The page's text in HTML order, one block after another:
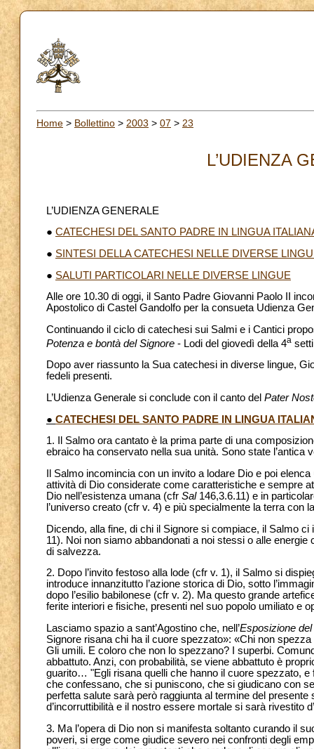
Home > Bollettino > 2003 > 07 > 23
L’UDIENZA
L’UDIENZA GENERALE
● CATECHESI DEL SANTO PADRE IN LINGUA
● SINTESI DELLA CATECHESI NELLE DIVERSE
● SALUTI PARTICOLARI NELLE DIVERSE LINGUE
Alle ore 10.30 di oggi, il Santo Padre Giovanni Paolo II
Apostolico di Castel Gandolfo per la consueta Udienza
Continuando il ciclo di catechesi sui Salmi e i Cantici
Potenza e bontà del Signore - Lodi del giovedì della 4a
Dopo aver riassunto la Sua catechesi in diverse lingue,
fedeli presenti.
L’Udienza Generale si conclude con il canto del Pater
● CATECHESI DEL SANTO PADRE IN LINGUA
1. Il Salmo ora cantato è la prima parte di una
ebraico ha conservato nella sua unità. Sono state
Il Salmo incomincia con un invito a lodare Dio e poi
attività di Dio considerate come caratteristiche e sempre
Dio nell’esistenza umana (cfr Sal146,3.6.11) e in
l’universo creato (cfr v. 4) e più specialmente la terra con
Dicendo, alla fine, di chi il Signore si compiace, il Salmo
11). Noi non siamo abbandonati a noi stessi o alle
di salvezza.
2. Dopo l’invito festoso alla lode (cfr v. 1), il Salmo si
introduce innanzitutto l’azione storica di Dio, sotto
dopo l’esilio babilonese (cfr v. 2). Ma questo grande
ferite interiori e fisiche, presenti nel suo popolo umiliato e
Lasciamo spazio a sant’Agostino che, nell’Esposizione
Signore risana chi ha il cuore spezzato»: «Chi non
Gli umili. E coloro che non lo spezzano? I superbi.
abbattuto. Anzi, con probabilità, se viene abbattuto è
guarito… "Egli risana quelli che hanno il cuore spezzato,
che confessano, che si puniscono, che si giudicano con
perfetta salute sarà però raggiunta al termine del
d’incorruttibilità e il nostro essere mortale si sarà rivestito
3. Ma l’opera di Dio non si manifesta soltanto curando il
poveri, si erge come giudice severo nei confronti degli